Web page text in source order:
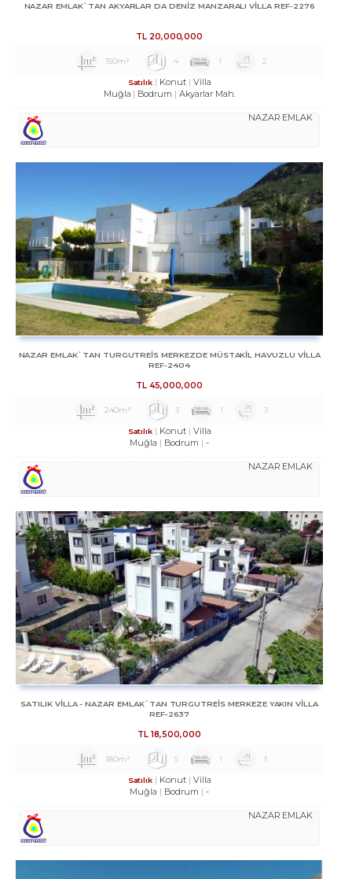
NAZAR EMLAK`TAN AKYARLAR DA DENİZ MANZARALI VİLLA REF-2276
TL20,000,000
150m² 4 1 2
Satılık Konut
Villa
Muğla
Bodrum Akyarlar Mah.
NAZAR EMLAK
NAZAR EMLAK`TAN TURGUTREİS MERKEZDE MÜSTAKİL HAVUZLU VİLLA
REF-2404
TL 45,000,000
240m² 3 1 3
Satılık Konut
Villa
Muğla
Bodrum -
NAZAR EMLAK
SATILIK VİLLA - NAZAR EMLAK`TAN TURGUTREİS MERKEZE YAKIN VİLLA
REF-2637
TL 18,500,000
180m² 5 1 3
Satılık Konut
Villa
Muğla
Bodrum -
NAZAR EMLAK